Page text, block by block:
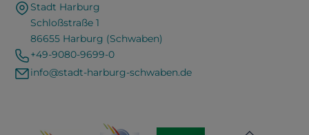
Stadt Harburg
Schloßstraße 1
86655 Harburg (Schwaben)
+49-9080-9699-0
info@stadt-harburg-schwaben.de